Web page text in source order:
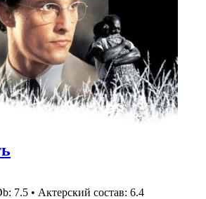
7.5 • Актерский состав: 6.4